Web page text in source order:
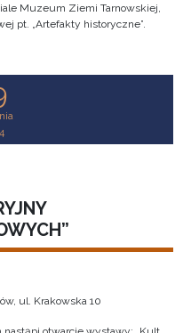
Muzeum Ziemi Tarnowskiej,
pt. „Artefakty historyczne”.
ul. Krakowska 10